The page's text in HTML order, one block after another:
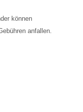
können
anfallen.